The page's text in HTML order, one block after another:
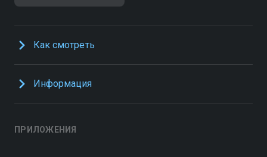
Как смотреть
Информация
ПРИЛОЖЕНИЯ